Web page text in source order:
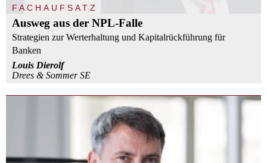
FACHAUFSATZ
Ausweg aus der NPL-Falle
Strategien zur Werterhaltung und Kapitalrückführung für
Banken
Louis Dierolf
Drees & Sommer SE